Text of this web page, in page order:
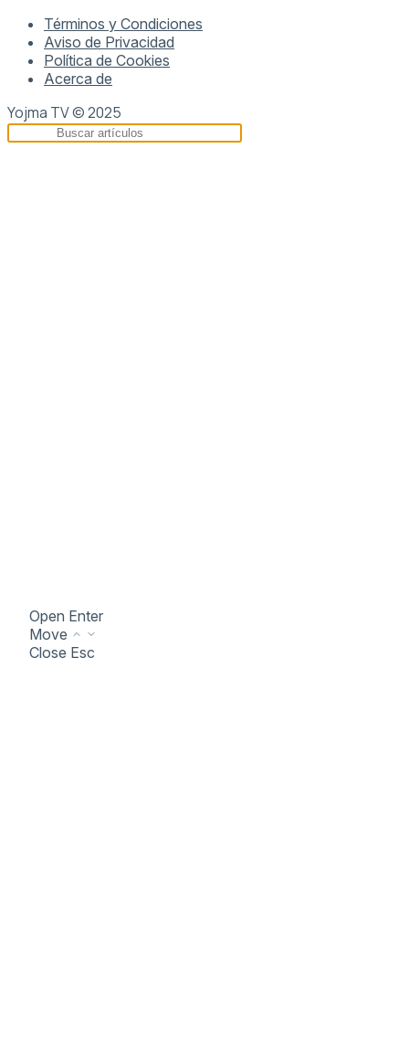
Términos y Condiciones
Aviso de Privacidad
Política de Cookies
Acerca de
Yojma TV © 2025
Open Enter
Move
Close Esc